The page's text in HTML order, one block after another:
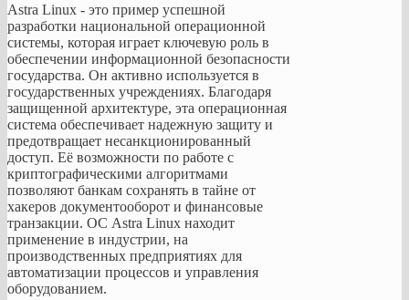
Astra Linux - это пример успешной
разработки национальной операционной
системы, которая играет ключевую роль в
обеспечении информационной безопасности
государства. Он активно используется в
государственных учреждениях. Благодаря
защищенной архитектуре, эта операционная
система обеспечивает надежную защиту и
предотвращает несанкционированный
доступ. Её возможности по работе с
криптографическими алгоритмами
позволяют банкам сохранять в тайне от
хакеров документооборот и финансовые
транзакции. ОС Astra Linux находит
применение в индустрии, на
производственных предприятиях для
автоматизации процессов и управления
оборудованием.
требованиями
государственных
структур.
Программный
комплекс
ALD
Pro
Программный
комплекс
ALD
Pro
представляет
собой